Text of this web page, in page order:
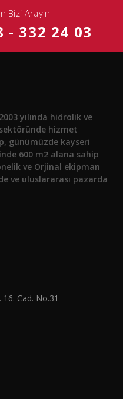
Bizi Arayın
- 332 24 03
yılında hidrolik ve
hizmet
günümüzde kayseri
600 m2 alana sahip
ve Orjinal ekipman
ve uluslararası pazarda
Cad. No.31